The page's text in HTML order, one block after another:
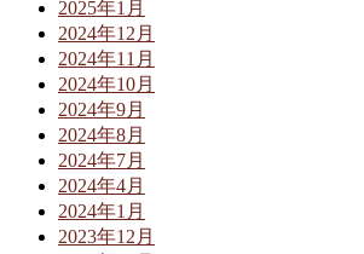
2025年1月
2024年12月
2024年11月
2024年10月
2024年9月
2024年8月
2024年7月
2024年4月
2024年1月
2023年12月